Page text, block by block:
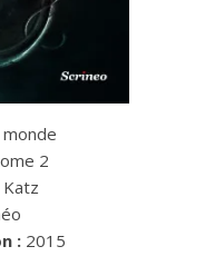
monde
2
: 2015